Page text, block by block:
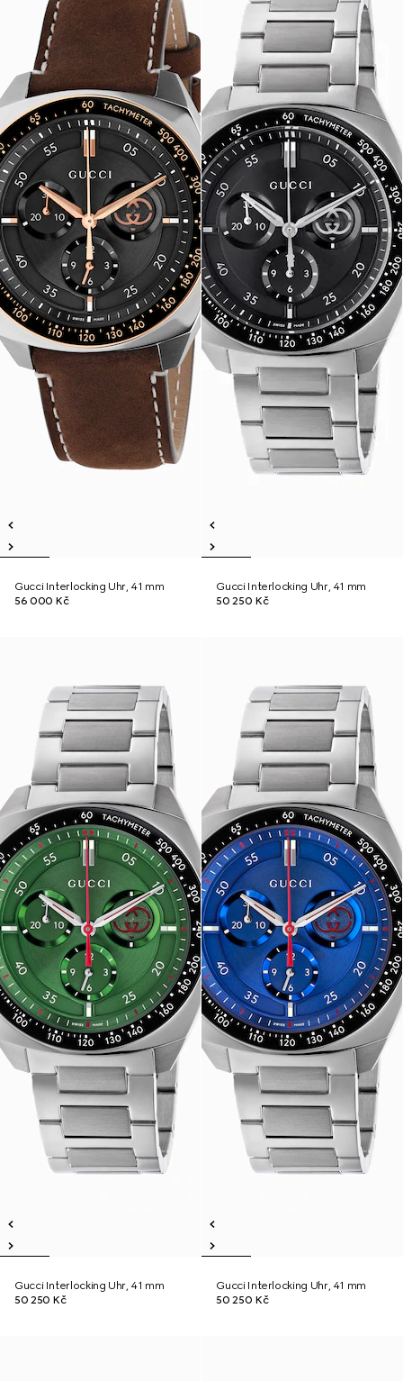
Gucci Interlocking Uhr, 41 mm
56 000 Kč
Gucci Interlocking Uhr, 41 mm
50 250 Kč
Gucci Interlocking Uhr, 41 mm
50 250 Kč
Gucci Interlocking Uhr, 41 mm
50 250 Kč